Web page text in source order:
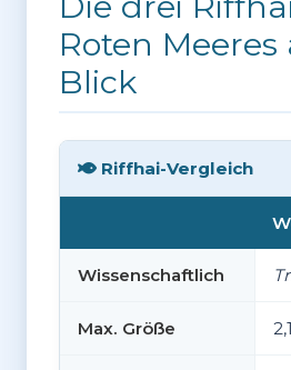
Roten
Blick
Riffhai-Vergleich
Wissenschaftlich
Max. Größe